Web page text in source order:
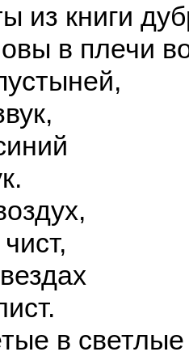
из книги
в плечи
в